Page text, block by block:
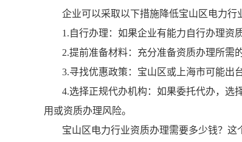
企业可以采取以下措施降低宝山区电力行
1.自行办理：如果企业有能力自行办理资
2.提前准备材料：充分准备资质办理所需
3.寻找优惠政策：宝山区或上海市可能出
4.选择正规代办机构：如果委托代办，选
用或资质办理风险。
宝山区电力行业资质办理需要多少钱？